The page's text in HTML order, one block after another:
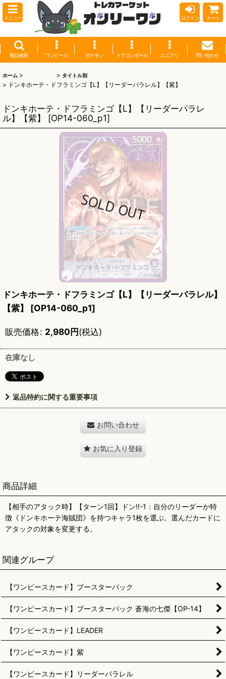
メニュー ログイン カート
商品検索 ワンピース ポケモン ドラゴンボール ユニアリ 問い合わせ
ホーム > > タイトル別
> ドンキホーテ・ドフラミンゴ【L】【リーダーパラレル】【紫】
ドンキホーテ・ドフラミンゴ【L】【リーダーパラレ
ル】【紫】
[OP14-060_p1]
ドンキホーテ・ドフラミンゴ【L】【リーダーパラレル】
【紫】
[OP14-060_p1]
販売価格: 2,980円(税込)
在庫なし
返品特約に関する重要事項
お問い合わせ
お気に入り登録
商品詳細
【相手のアタック時】【ターン1回】ドン!!-1：自分のリーダーか特
徴《ドンキホーテ海賊団》を持つキャラ1枚を選ぶ。選んだカードに
アタックの対象を変更する。
関連グループ
【ワンピースカード】ブースターパック
【ワンピースカード】ブースターパック 蒼海の七傑【OP-14】
【ワンピースカード】LEADER
【ワンピースカード】紫
【ワンピースカード】リーダーパラレル